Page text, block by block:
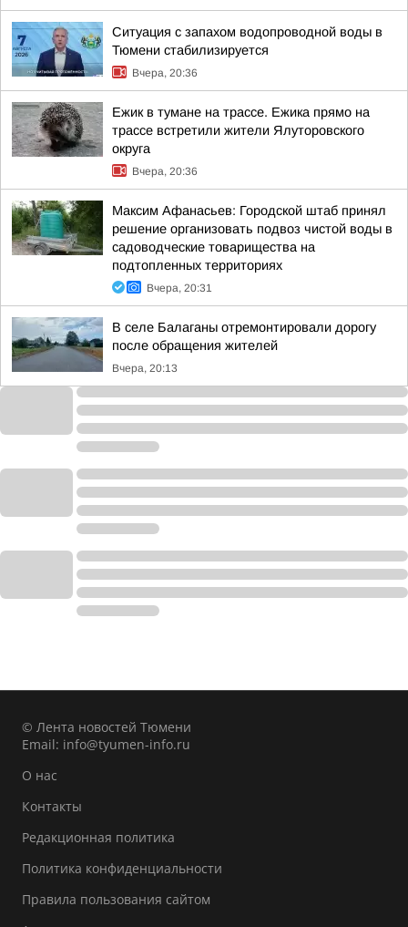
Ситуация с запахом водопроводной воды в
Тюмени стабилизируется
Вчера, 20:36
Ежик в тумане на трассе. Ежика прямо на
трассе встретили жители Ялуторовского
округа
Вчера, 20:36
Максим Афанасьев: Городской штаб принял
решение организовать подвоз чистой воды в
садоводческие товарищества на
подтопленных территориях
Вчера, 20:31
В селе Балаганы отремонтировали дорогу
после обращения жителей
Вчера, 20:13
© Лента новостей Тюмени
Email: info@tyumen-info.ru
О нас
Контакты
Редакционная политика
Политика конфиденциальности
Правила пользования сайтом